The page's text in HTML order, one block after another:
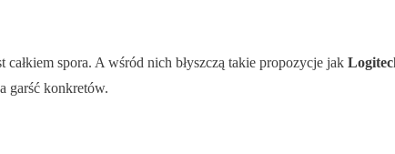
całkiem spora. A wśród nich błyszczą takie propozycje jak
garść konkretów.